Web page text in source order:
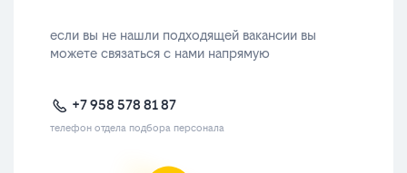
если вы не нашли подходящей вакансии вы
можете связаться с нами напрямую
+7 958 578 81 87
телефон отдела подбора персонала